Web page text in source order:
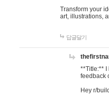
Transform your
art, illustrations,
답글달기
**Title:** I
feedback
Hey r/